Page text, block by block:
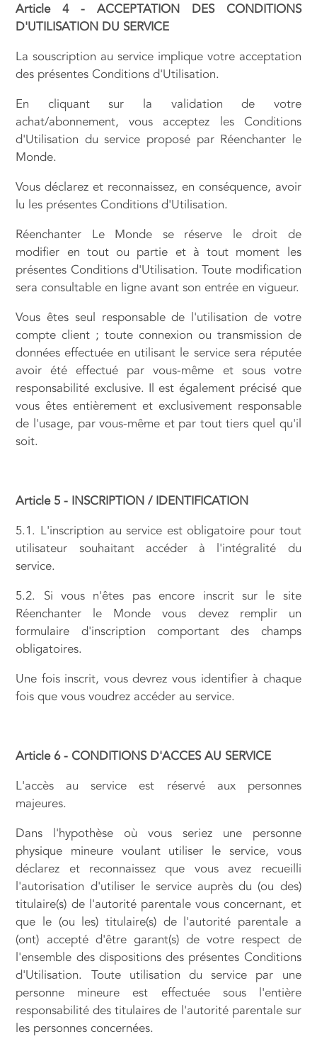
Article 4 - ACCEPTATION DES CONDITIONS
D'UTILISATION DU SERVICE
La souscription au service implique votre acceptation
des présentes Conditions d'Utilisation.
En cliquant sur la validation de votre
achat/abonnement, vous acceptez les Conditions
d'Utilisation du service proposé par Réenchanter le
Monde.
Vous déclarez et reconnaissez, en conséquence, avoir
lu les présentes Conditions d'Utilisation.
Réenchanter Le Monde se réserve le droit de
modifier en tout ou partie et à tout moment les
présentes Conditions d'Utilisation. Toute modification
sera consultable en ligne avant son entrée en vigueur.
Vous êtes seul responsable de l'utilisation de votre
compte client ; toute connexion ou transmission de
données effectuée en utilisant le service sera réputée
avoir été effectué par vous-même et sous votre
responsabilité exclusive. Il est également précisé que
vous êtes entièrement et exclusivement responsable
de l'usage, par vous-même et par tout tiers quel qu'il
soit.
Article 5 - INSCRIPTION / IDENTIFICATION
5.1. L'inscription au service est obligatoire pour tout
utilisateur souhaitant accéder à l'intégralité du
service.
5.2. Si vous n'êtes pas encore inscrit sur le site
Réenchanter le Monde vous devez remplir un
formulaire d'inscription comportant des champs
obligatoires.
Une fois inscrit, vous devrez vous identifier à chaque
fois que vous voudrez accéder au service.
Article 6 - CONDITIONS D'ACCES AU SERVICE
L'accès au service est réservé aux personnes
majeures.
Dans l'hypothèse où vous seriez une personne
physique mineure voulant utiliser le service, vous
déclarez et reconnaissez que vous avez recueilli
l'autorisation d'utiliser le service auprès du (ou des)
titulaire(s) de l'autorité parentale vous concernant, et
que le (ou les) titulaire(s) de l'autorité parentale a
(ont) accepté d'être garant(s) de votre respect de
l'ensemble des dispositions des présentes Conditions
d'Utilisation. Toute utilisation du service par une
personne mineure est effectuée sous l'entière
responsabilité des titulaires de l'autorité parentale sur
les personnes concernées.